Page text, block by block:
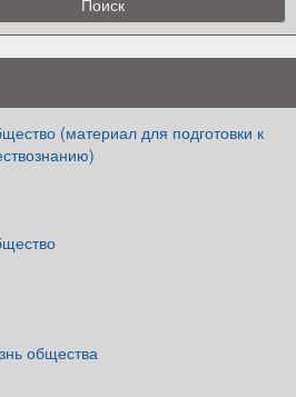
(материал для подготовки к
общества